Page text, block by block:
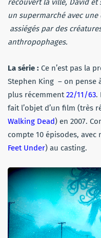
un supermarché avec une
assiégés par des
anthropophages.
La série : Ce n’est pas la
Stephen King – on pense
plus récemment 22/11/63.
fait l’objet d’un film (très
Walking Dead) en 2007.
compte 10 épisodes, avec
Feet Under) au casting.